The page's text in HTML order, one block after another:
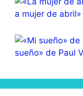
a mujer de
sueño» de Paul